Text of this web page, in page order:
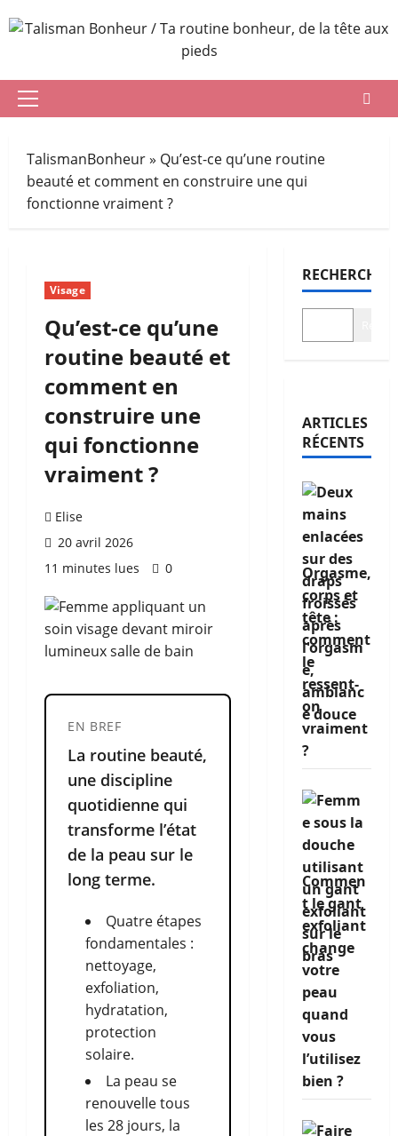
au
Menu
TalismanBonheur» Qu’est-ce qu’une routine
beauté et comment en construire une qui
fonctionne vraiment ?
Visage
Qu’est-ce qu’une
routine beauté et
comment en
construire une
qui fonctionne
vraiment ?
Elise
20 avril 2026
11 minutes lues
0
EN BREF
La routine beauté,
une discipline
quotidienne qui
transforme l’état
de la peau sur le
long terme.
Quatre étapes
fondamentales :
nettoyage,
exfoliation,
hydratation,
protection
solaire.
La peau se
renouvelle tous
les 28 jours, la
RECHERCHER
ARTICLES
RÉCENTS
Orgasme,
corps et
tête :
comment
le
ressent-
on
vraiment
?
Commen
t le gant
exfoliant
change
votre
peau
quand
vous
l’utilisez
bien ?